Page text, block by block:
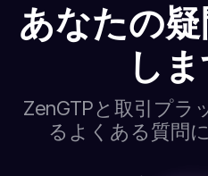
あなたの
しま
ZenGTPと取引プラ
るよくある質問